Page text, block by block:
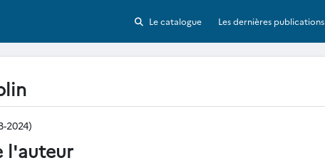
Le catalogue Les dernières publications
2024)
l'auteur